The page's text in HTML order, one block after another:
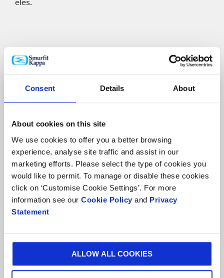
Consent Details About
About cookies on this site
We use cookies to offer you a better browsing
experience, analyse site traffic and assist in our
marketing efforts. Please select the type of cookies you
would like to permit. To manage or disable these cookies
click on ‘Customise Cookie Settings’. For more
information see our Cookie Policy and Privacy
Statement
ALLOW ALL COOKIES